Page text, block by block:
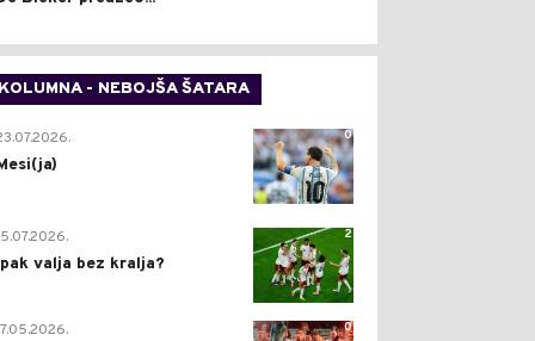
KOLUMNA - NEBOJŠA ŠATARA
0
2
valja bez kralja?
0